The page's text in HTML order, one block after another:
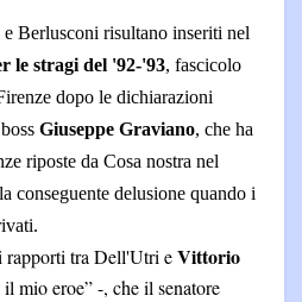
Berlusconi risultano inseriti nel
le stragi del '92-'93, fascicolo
dopo le dichiarazioni
Giuseppe Graviano, che ha
riposte da Cosa nostra nel
conseguente delusione quando i
rapporti tra Dell'Utri eVittorio
mio eroe” -, che il senatore